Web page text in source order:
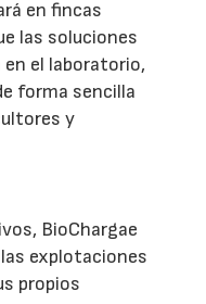
en fincas
las soluciones
en el laboratorio,
forma sencilla
y
BioChargae
explotaciones
propios